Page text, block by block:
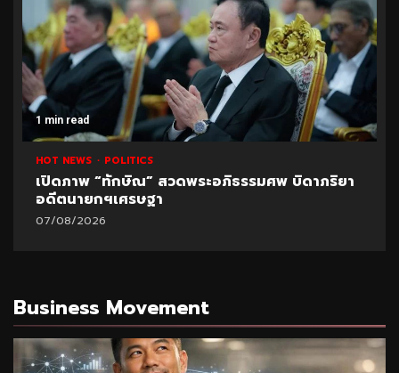
1 min read
HOT NEWS POLITICS
เปิดภาพ “ทักษิณ” สวดพระอภิธรรมศพ บิดาภริยา
อดีตนายกฯเศรษฐา
07/08/2026
Business Movement